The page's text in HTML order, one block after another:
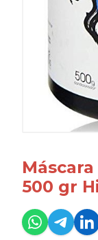
500 gr